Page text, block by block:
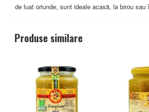
de luat oriunde, sunt ideale acasă, la birou sau
Produse similare